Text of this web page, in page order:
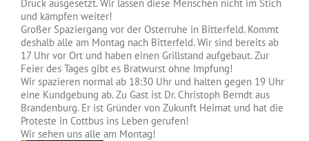
Druck ausgesetzt. Wir lassen diese Menschen nicht im Stich
und kämpfen weiter!
Großer Spaziergang vor der Osterruhe in Bitterfeld. Kommt
deshalb alle am Montag nach Bitterfeld. Wir sind bereits ab
17 Uhr vor Ort und haben einen Grillstand aufgebaut. Zur
Feier des Tages gibt es Bratwurst ohne Impfung!
Wir spazieren normal ab 18:30 Uhr und halten gegen 19 Uhr
eine Kundgebung ab. Zu Gast ist Dr. Christoph Berndt aus
Brandenburg. Er ist Gründer von Zukunft Heimat und hat die
Proteste in Cottbus ins Leben gerufen!
Wir sehen uns alle am Montag!